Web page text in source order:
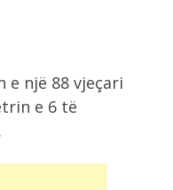
e një 88 vjeçari
e 6 të